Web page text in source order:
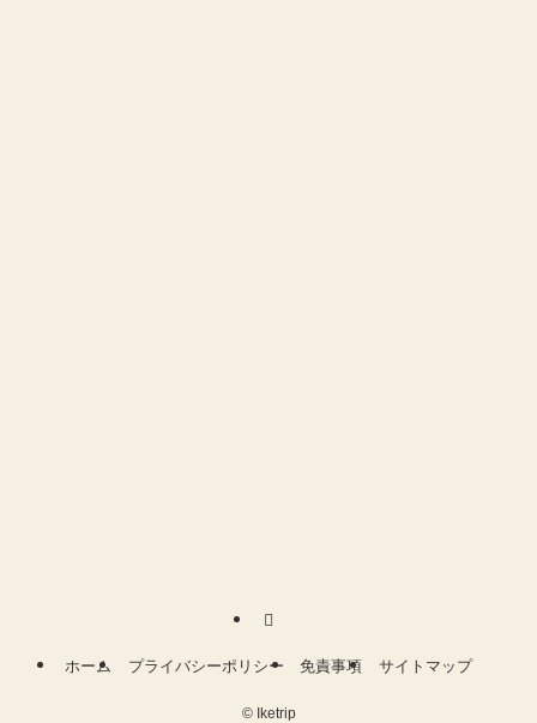
ホーム プライバシーポリシー 免責事項 サイトマップ
©Iketrip